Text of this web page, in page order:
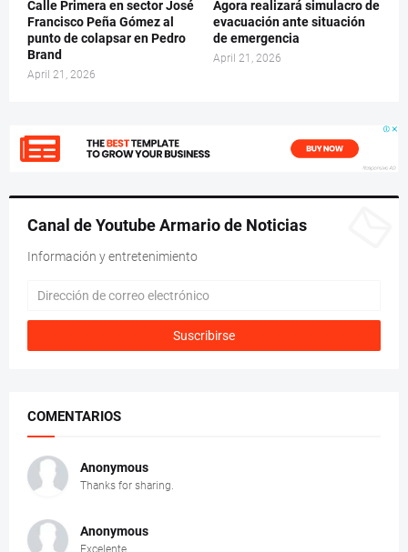
Calle Primera en sector José
Francisco Peña Gómez al
punto de colapsar en Pedro
Brand
April 21, 2026
Ágora realizará simulacro de
evacuación ante situación
de emergencia
April 21, 2026
Canal de Youtube Armario de Noticias
Información y entretenimiento
COMENTARIOS
Anonymous
Thanks for sharing.
Anonymous
Excelente